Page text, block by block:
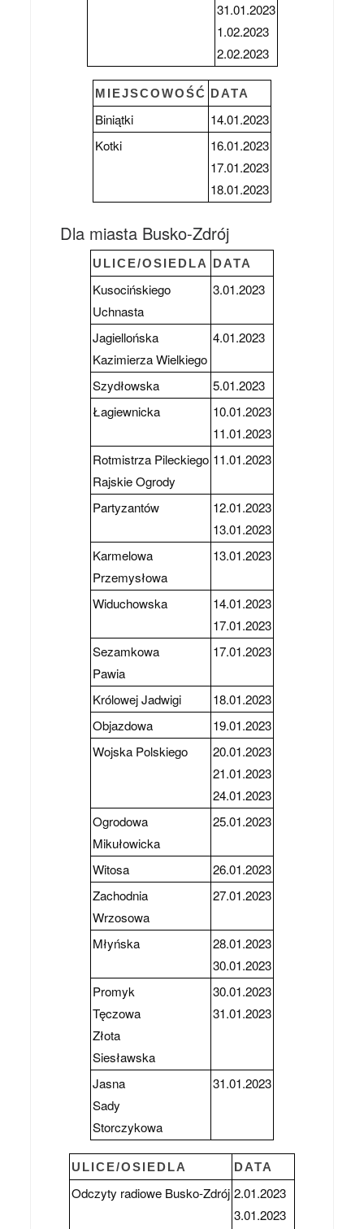
31.01.2023
1.02.2023
2.02.2023
MIEJSCOWOŚĆ DATA
Biniątki
14.01.2023
Kotki
16.01.2023
17.01.2023
18.01.2023
Dla miasta Busko-Zdrój
ULICE/OSIEDLA DATA
Kusocińskiego
Uchnasta
3.01.2023
Jagiellońska
Kazimierza Wielkiego
4.01.2023
Szydłowska
5.01.2023
Łagiewnicka
10.01.2023
11.01.2023
Rotmistrza Pileckiego
Rajskie Ogrody
11.01.2023
Partyzantów
12.01.2023
13.01.2023
Karmelowa
Przemysłowa
13.01.2023
Widuchowska
14.01.2023
17.01.2023
Sezamkowa
Pawia
17.01.2023
Królowej Jadwigi
18.01.2023
Objazdowa
19.01.2023
Wojska Polskiego
20.01.2023
21.01.2023
24.01.2023
Ogrodowa
Mikułowicka
25.01.2023
Witosa
26.01.2023
Zachodnia
Wrzosowa
27.01.2023
Młyńska
28.01.2023
30.01.2023
Promyk
Tęczowa
Złota
Siesławska
30.01.2023
31.01.2023
Jasna
Sady
Storczykowa
31.01.2023
ULICE/OSIEDLA DATA
Odczyty radiowe Busko-Zdrój 2.01.2023
3.01.2023